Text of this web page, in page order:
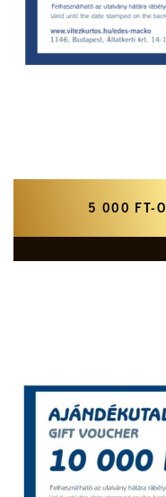
5 000 FT-